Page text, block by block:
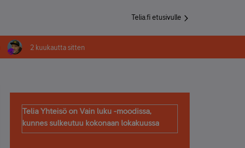
Telia.fi etusivulle
2 kuukautta sitten
Telia Yhteisö on Vain luku -moodissa,
kunnes sulkeutuu kokonaan lokakuussa